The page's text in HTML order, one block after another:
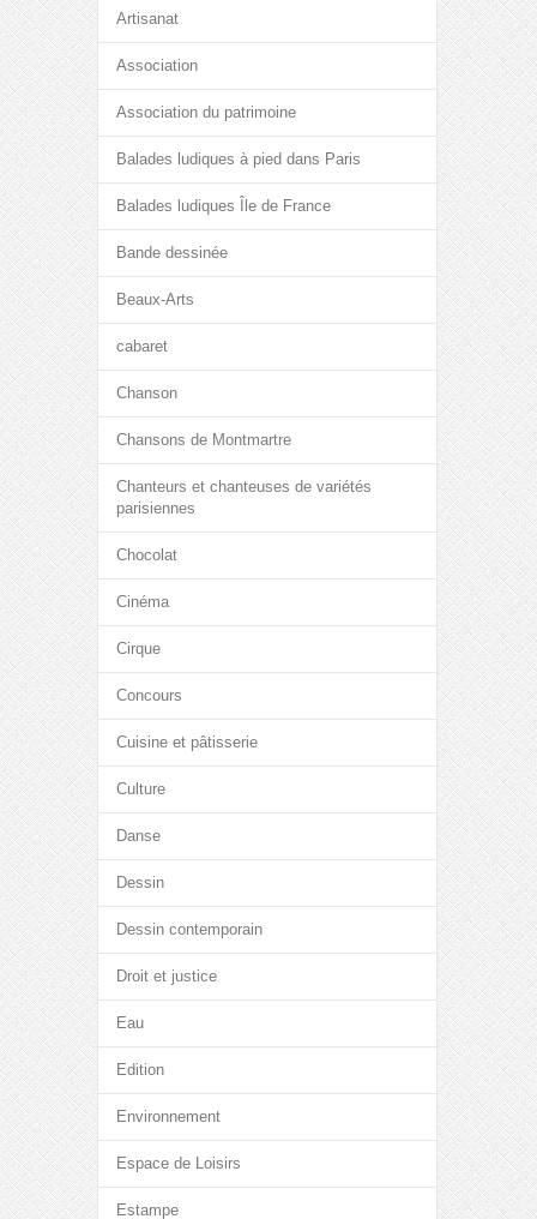
Artisanat
Association
Association du patrimoine
Balades ludiques à pied dans Paris
Balades ludiques Île de France
Bande dessinée
Beaux-Arts
cabaret
Chanson
Chansons de Montmartre
Chanteurs et chanteuses de variétés
parisiennes
Chocolat
Cinéma
Cirque
Concours
Cuisine et pâtisserie
Culture
Danse
Dessin
Dessin contemporain
Droit et justice
Eau
Edition
Environnement
Espace de Loisirs
Estampe